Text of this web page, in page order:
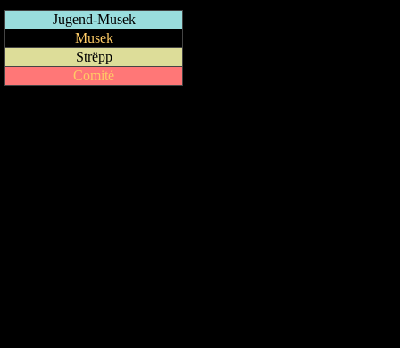
Jugend-Musek
Musek
Strëpp
Comité